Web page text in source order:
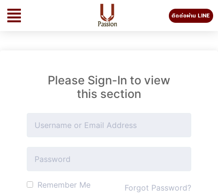
ติดต่อผ่าน LINE
Please Sign-In to view
this section
Remember Me Forgot Password?